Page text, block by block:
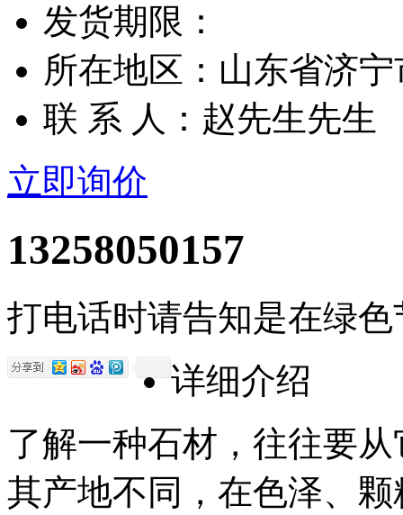
发货期限：
所在地区：山东省济宁
联 系 人：赵先生先生
立即询价
13258050157
打电话时请告知是在绿
详细介绍
了解一种石材，往往要
其产地不同，在色泽、